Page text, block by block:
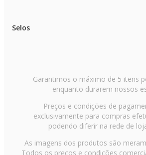
Selos
Garantimos o máximo de 5 itens
enquanto durarem nossos
Preços e condições de
exclusivamente para compras
podendo diferir na rede de
As imagens dos produtos são
Todos os preços e condições